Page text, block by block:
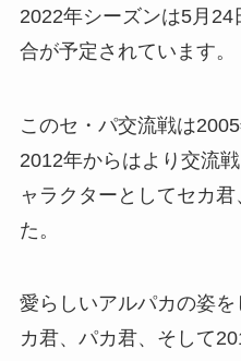
2022年シーズンは5月
合が予定されています。
このセ・パ交流戦は
2012年からはより交流
ャラクターとしてセカ
た。
愛らしいアルパカの姿
カ君、パカ君、そして